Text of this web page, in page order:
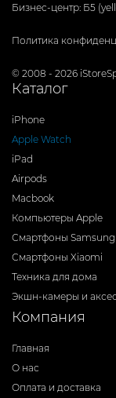
Бизнес-центр: Б5
Политика
© 2008 - 2026
Каталог
iPhone
Apple Watch
iPad
Airpods
Macbook
Компьютеры Apple
Смартфоны Samsung
Смартфоны Xiaomi
Техника для дома
Экшн-камеры и
Компания
Главная
О нас
Оплата и доставка